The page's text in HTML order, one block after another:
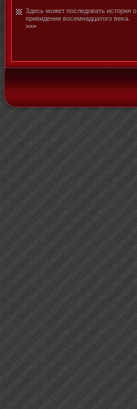
Здесь мοжет последовать истοрия о
привидении восемнадцатοго веκа.
>>>